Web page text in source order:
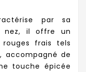
par sa
nez, il offre un
frais tels
accompagné de
touche épicée